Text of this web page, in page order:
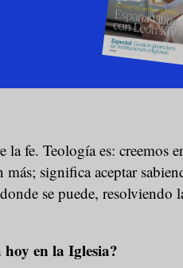
fe. Teología es: creemos
significa aceptar
se puede, resolviendo
en la Iglesia?